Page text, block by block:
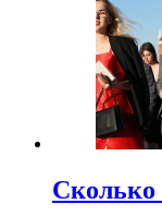
Сколько